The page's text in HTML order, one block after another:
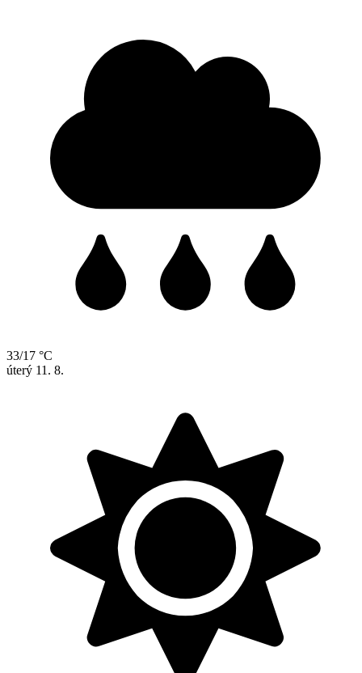
33/17 °C
úterý 11. 8.